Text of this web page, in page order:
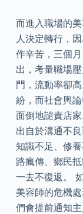
而進入職場的
人決定轉行，
作辛苦，三個
出，考量職場
門，流動率卻
紛，而社會輿
面倒地譴責店
出自於溝通不
知識不足、修
路瘋傳、鄉民
一去不復返。
美容師的危機
們會提前通知